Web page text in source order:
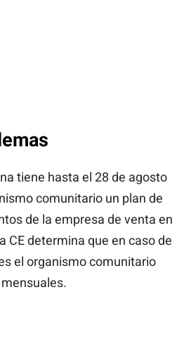
tiene hasta el 28 de agosto
comunitario un plan de
de la empresa de venta en
CE determina que en caso de
el organismo comunitario